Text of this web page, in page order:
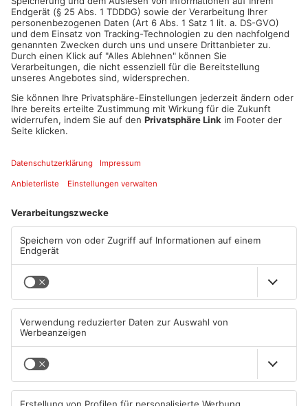
HAIBACH. Die Corona-Infektionszahlen steigen immer weiter
an – das führt mancherorts auch wieder zu
Veranstaltungsabsagen. So auch in Haibach: Die Gemeinde
hat jetzt die beiden geplanten offiziellen Martinszüge
abgesagt. Sowohl der Zug morgen in Haibach als auch der am
Freitag in Haibach-Dörrmorsbach finden nicht statt. Die
Absage ist eine Vorsichtsmaßnahme, da sich speziell die nicht
geimpftem Kinder derzeit vermehrt anstecken, heißt es von der
Gemeinde.